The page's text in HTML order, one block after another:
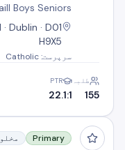
Boys Seniors
Dublin · D01
H9X5
سرپرست: Catholic
طلبہ
155
PTR
22.1:1
Rutland National School
Primary